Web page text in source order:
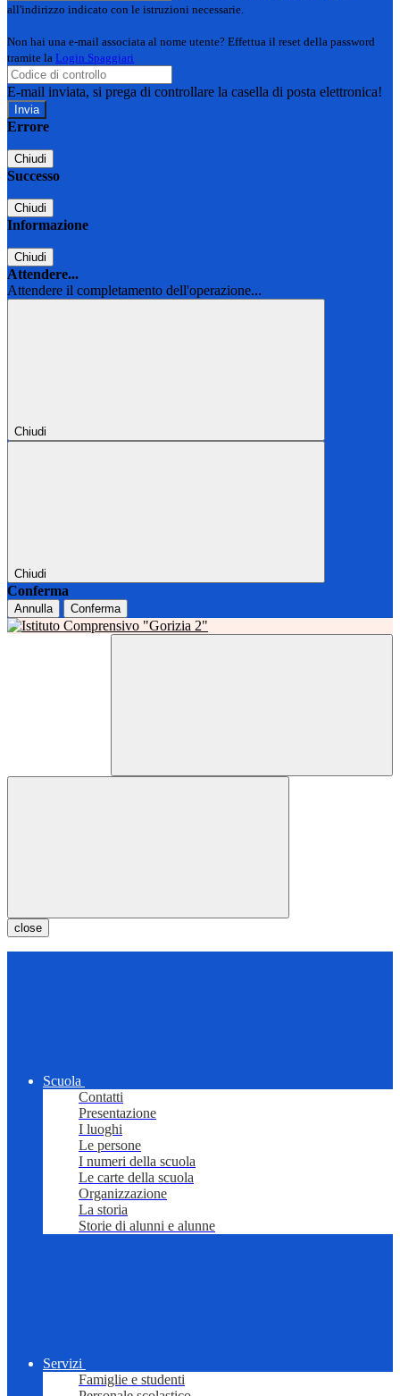
all'indirizzo indicato con le istruzioni necessarie.
Non hai una e-mail associata al nome utente? Effettua il reset della password
tramite la Login Spaggiari
E-mail inviata, si prega di controllare la casella di posta elettronica!
Errore
Chiudi
Successo
Chiudi
Informazione
Chiudi
Attendere...
Attendere il completamento dell'operazione...
Chiudi
Chiudi
Conferma
Annulla Conferma
close
Scuola
Contatti
Presentazione
I luoghi
Le persone
I numeri della scuola
Le carte della scuola
Organizzazione
La storia
Storie di alunni e alunne
Servizi
Famiglie e studenti